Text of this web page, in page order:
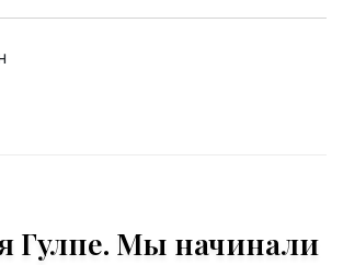
Гулпе. Мы начинали